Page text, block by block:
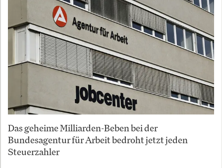
Das geheime Milliarden-Beben bei der
Bundesagentur für Arbeit bedroht jetzt jeden
Steuerzahler